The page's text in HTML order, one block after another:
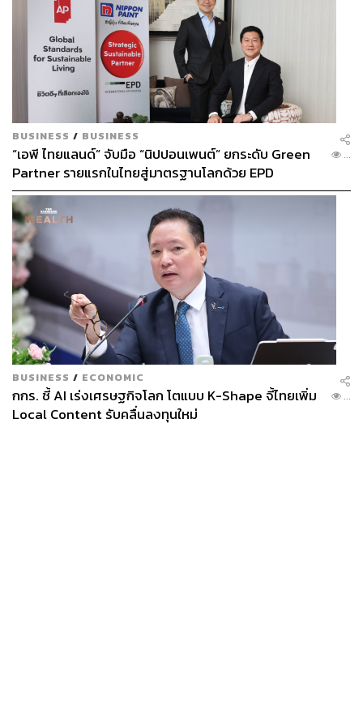
สำหรับอาหารของที่นี่จะเน้นสไตล์เวสเทิร์น มีครบตั้งแต่จาน
เรียกน้ำย่อย จานหลัก ยันของหวาน ครบเครื่อง งานนี้เราขอ
เป็นอะไรที่อิ่มท้องจานเดียวจบ เลยสั่งเป็น
Pork Chop (690 บาท) พอร์กช็อปชิ้นโตย่างมาหอมๆ เสิร์ฟ
กับซอส Aji Blanco สลัดบร็อกโคลีร็อกเกตเพสโตและผัก
โขม
BUSINESS / BUSINESS
“เอพี ไทยแลนด์” จับมือ “นิปปอนเพนต์” ยกระดับ Green
Partner รายแรกในไทยสู่มาตรฐานโลกด้วย EPD
International พร้อมชูแนวคิด Global Standards for
Global Sustainable Living ส่งมอบบ้านคุณภาพ ลด
ผลกระทบต่อสิ่งแวดล้อม พร้อมปั้นนักออกแบบที่ใส่ใจโลก
...
BUSINESS / ECONOMIC
กกร. ชี้ AI เร่งเศรษฐกิจโลก โตแบบ K-Shape จี้ไทยเพิ่ม
Local Content รับคลื่นลงทุนใหม่
...